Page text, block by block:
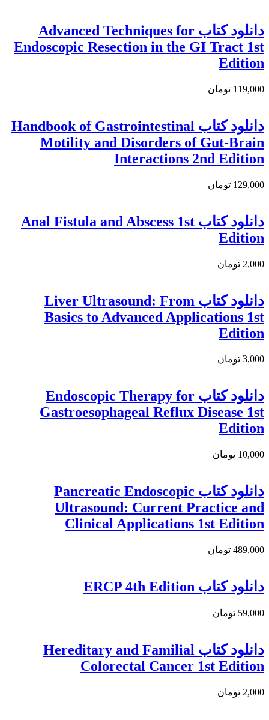
دانلود كتاب Advanced Techniques for
Endoscopic Resection in the GI Tract 1st
Edition
119,000 تومان
دانلود کتاب Handbook of Gastrointestinal
Motility and Disorders of Gut-Brain
Interactions 2nd Edition
129,000 تومان
دانلود كتاب Anal Fistula and Abscess 1st
Edition
2,000 تومان
دانلود کتاب Liver Ultrasound: From
Basics to Advanced Applications 1st
Edition
3,000 تومان
دانلود کتاب Endoscopic Therapy for
Gastroesophageal Reflux Disease 1st
Edition
10,000 تومان
دانلود كتاب Pancreatic Endoscopic
Ultrasound: Current Practice and
Clinical Applications 1st Edition
489,000 تومان
دانلود کتاب ERCP 4th Edition
59,000 تومان
دانلود كتاب Hereditary and Familial
Colorectal Cancer 1st Edition
2,000 تومان